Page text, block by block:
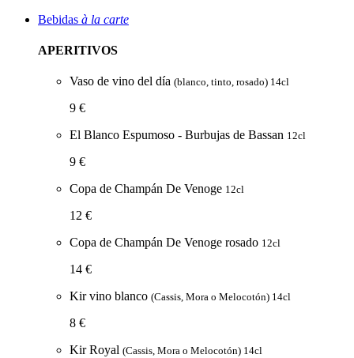
Bebidas à la carte
APERITIVOS
Vaso de vino del día (blanco, tinto, rosado) 14cl
9 €
El Blanco Espumoso - Burbujas de Bassan 12cl
9 €
Copa de Champán De Venoge 12cl
12 €
Copa de Champán De Venoge rosado 12cl
14 €
Kir vino blanco (Cassis, Mora o Melocotón) 14cl
8 €
Kir Royal (Cassis, Mora o Melocotón) 14cl